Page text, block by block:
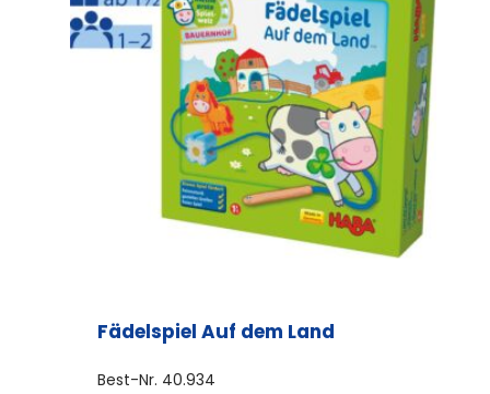
Fädelspiel Auf dem Land
Best-Nr. 40.934